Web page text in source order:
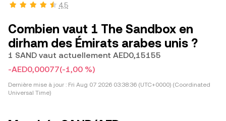
4,5
Combien vaut 1 The Sandbox en
dirham des Émirats arabes unis ?
1 SAND vaut actuellement AED0,15155
-AED0,00077(-1,00 %)
Dernière mise à jour : Fri Aug 07 2026 03:38:36 (UTC+0000) (Coordinated
Universal Time)